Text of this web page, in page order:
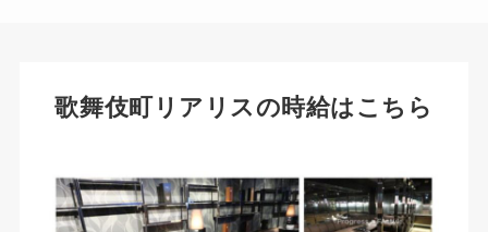
歌舞伎町リアリスの時給はこちら